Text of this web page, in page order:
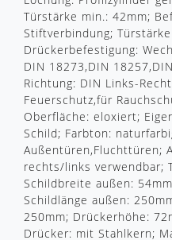
Türstärke min.: 42mm;
Stiftverbindung;
Drückerbefestigung:
DIN 18273,DIN
Richtung: DIN Links-
Feuerschutz,für
Oberfläche: eloxiert;
Schild; Farbton:
Außentüren,Fluchttüren;
rechts/links verwendbar;
Schildbreite außen:
Schildlänge außen:
250mm; Drückerhöhe:
Drücker: mit Stahlkern;